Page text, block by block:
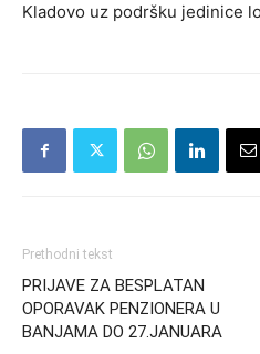
Kladovo uz podršku jedinice
Prethodni tekst
PRIJAVE ZA BESPLATAN
OPORAVAK PENZIONERA U
BANJAMA DO 27.JANUARA